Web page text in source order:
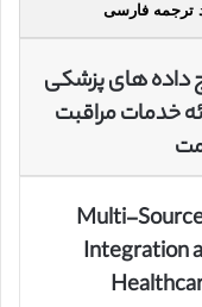
ترجمه فارسی
داده های پزشکی
خدمات مراقبت
Multi-
Integration